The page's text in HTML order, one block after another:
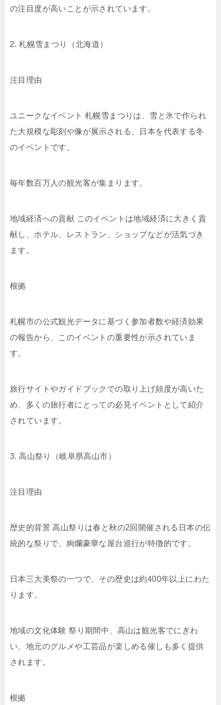
の注目度が高いことが示されています。
2. 札幌雪まつり（北海道）
注目理由
ユニークなイベント 札幌雪まつりは、雪と氷で作られ
た大規模な彫刻や像が展示される、日本を代表する冬
のイベントです。
毎年数百万人の観光客が集まります。
地域経済への貢献 このイベントは地域経済に大きく貢
献し、ホテル、レストラン、ショップなどが活気づき
ます。
根拠
札幌市の公式観光データに基づく参加者数や経済効果
の報告から、このイベントの重要性が示されていま
す。
旅行サイトやガイドブックでの取り上げ頻度が高いた
め、多くの旅行者にとっての必見イベントとして紹介
されています。
3. 高山祭り（岐阜県高山市）
注目理由
歴史的背景 高山祭りは春と秋の2回開催される日本の伝
統的な祭りで、絢爛豪華な屋台巡行が特徴的です。
日本三大美祭の一つで、その歴史は約400年以上にわた
ります。
地域の文化体験 祭り期間中、高山は観光客でにぎわ
い、地元のグルメや工芸品が楽しめる催しも多く提供
されます。
根拠